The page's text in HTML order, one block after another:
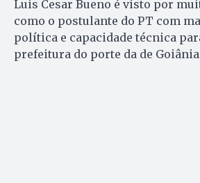
Luis Cesar Bueno é visto por
como o postulante do PT com
política e capacidade técnica
prefeitura do porte da de